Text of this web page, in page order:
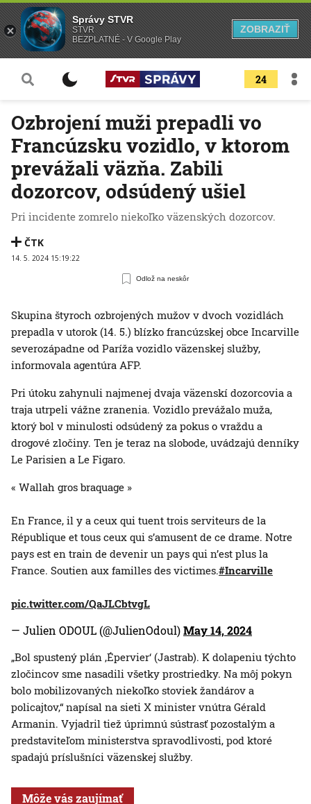
24
Ozbrojení muži prepadli vo
Francúzsku vozidlo, v ktorom
prevážali väzňa. Zabili
dozorcov, odsúdený ušiel
Pri incidente zomrelo niekoľko väzenských dozorcov.
ČTK
14. 5. 2024 15:19:22
Odlož na neskôr
Skupina štyroch ozbrojených mužov v dvoch vozidlách
prepadla v utorok (14. 5.) blízko francúzskej obce Incarville
severozápadne od Paríža vozidlo väzenskej služby,
informovala agentúra AFP.
Pri útoku zahynuli najmenej dvaja väzenskí dozorcovia a
traja utrpeli vážne zranenia. Vozidlo prevážalo muža,
ktorý bol v minulosti odsúdený za pokus o vraždu a
drogové zločiny. Ten je teraz na slobode, uvádzajú denníky
Le Parisien a Le Figaro.
« Wallah gros braquage »
En France, il y a ceux qui tuent trois serviteurs de la
République et tous ceux qui s’amusent de ce drame. Notre
pays est en train de devenir un pays qui n’est plus la
France. Soutien aux familles des victimes.#Incarville
pic.twitter.com/QaJLCbtvgL
— Julien ODOUL (@JulienOdoul)May 14, 2024
„Bol spustený plán ‚Épervier‘ (Jastrab). K dolapeniu týchto
zločincov sme nasadili všetky prostriedky. Na môj pokyn
bolo mobilizovaných niekoľko stoviek žandárov a
policajtov,“ napísal na sieti X minister vnútra Gérald
Armanin. Vyjadril tiež úprimnú sústrasť pozostalým a
predstaviteľom ministerstva spravodlivosti, pod ktoré
spadajú príslušníci väzenskej služby.
Môže vás zaujímať
Správy STVR
STVR
BEZPLATNÉ - V Google Play
ZOBRAZIŤ